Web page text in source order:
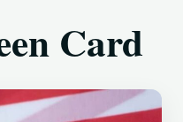
Card